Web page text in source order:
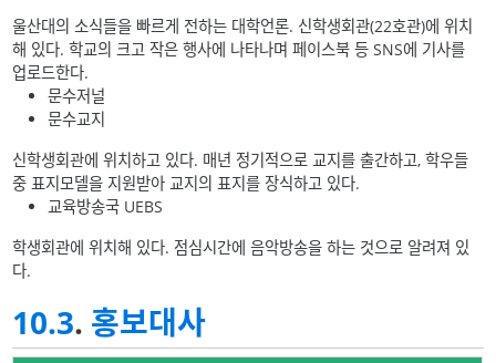
울산대의 소식들을 빠르게 전하는 대학언론. 신학생회관(22호관)에 위치
해 있다. 학교의 크고 작은 행사에 나타나며 페이스북 등 SNS에 기사를
업로드한다.
문수저널
문수교지
신학생회관에 위치하고 있다. 매년 정기적으로 교지를 출간하고, 학우들
중 표지모델을 지원받아 교지의 표지를 장식하고 있다.
교육방송국 UEBS
학생회관에 위치해 있다. 점심시간에 음악방송을 하는 것으로 알려져 있
다.
10.3. 홍보대사